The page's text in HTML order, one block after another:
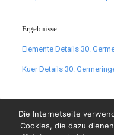
Ergebnisse
Elemente Details 30.
Kuer Details 30.
Die Internetseite
Cookies, die dazu